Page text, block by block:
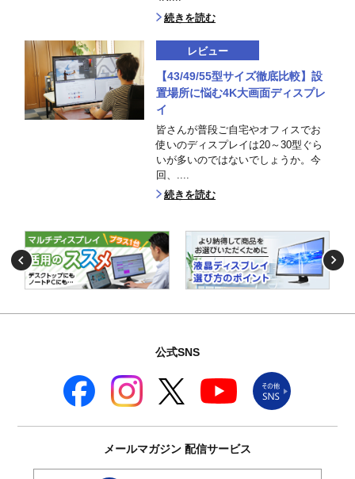
続きを読む
レビュー
【43/49/55型サイズ徹底比較】設
置場所に悩む4K大画面ディスプレ
イ
皆さんが普段ご自宅やオフィスでお
使いのディスプレイは20～30型ぐら
いが多いのではないでしょうか。今
回、....
続きを読む
公式SNS
メールマガジン 配信サービス